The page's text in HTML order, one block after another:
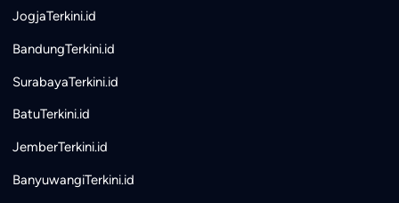
JogjaTerkini.id
BandungTerkini.id
SurabayaTerkini.id
BatuTerkini.id
JemberTerkini.id
BanyuwangiTerkini.id